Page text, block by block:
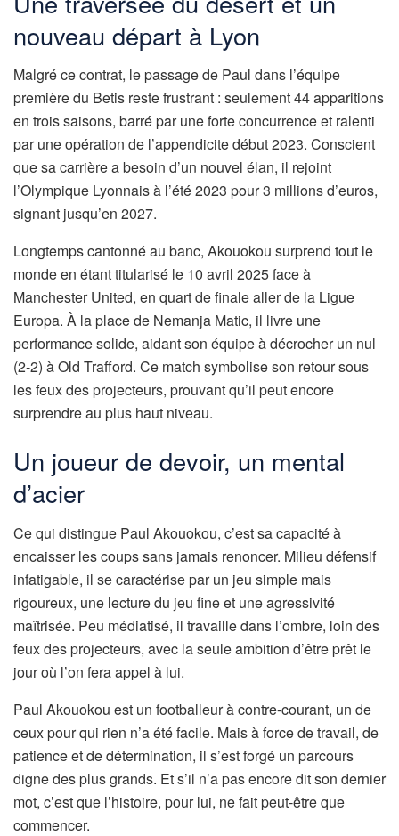
nouveau départ à Lyon
Malgré ce contrat, le passage de Paul dans l’équipe
première du Betis reste frustrant : seulement 44 apparitions
en trois saisons, barré par une forte concurrence et ralenti
par une opération de l’appendicite début 2023. Conscient
que sa carrière a besoin d’un nouvel élan, il rejoint
l’Olympique Lyonnais à l’été 2023 pour 3 millions d’euros,
signant jusqu’en 2027.
Longtemps cantonné au banc, Akouokou surprend tout le
monde en étant titularisé le 10 avril 2025 face à
Manchester United, en quart de finale aller de la Ligue
Europa. À la place de Nemanja Matic, il livre une
performance solide, aidant son équipe à décrocher un nul
(2-2) à Old Trafford. Ce match symbolise son retour sous
les feux des projecteurs, prouvant qu’il peut encore
surprendre au plus haut niveau.
Un joueur de devoir, un mental
d’acier
Ce qui distingue Paul Akouokou, c’est sa capacité à
encaisser les coups sans jamais renoncer. Milieu défensif
infatigable, il se caractérise par un jeu simple mais
rigoureux, une lecture du jeu fine et une agressivité
maîtrisée. Peu médiatisé, il travaille dans l’ombre, loin des
feux des projecteurs, avec la seule ambition d’être prêt le
jour où l’on fera appel à lui.
Paul Akouokou est un footballeur à contre-courant, un de
ceux pour qui rien n’a été facile. Mais à force de travail, de
patience et de détermination, il s’est forgé un parcours
digne des plus grands. Et s’il n’a pas encore dit son dernier
mot, c’est que l’histoire, pour lui, ne fait peut-être que
commencer.